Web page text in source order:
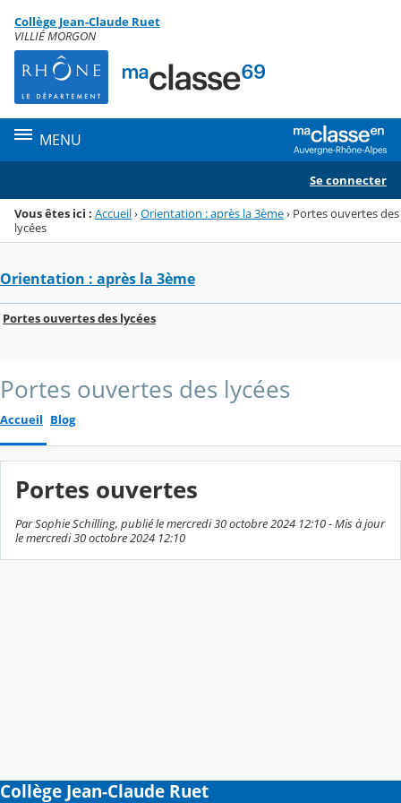
Menu de la rubrique
Contenu
Collège Jean-Claude Ruet
VILLIÉ MORGON
MENU
Se connecter
Vous êtes ici : Accueil›Orientation : après la 3ème› Portes ouvertes des
lycées
Orientation : après la 3ème
Portes ouvertes des lycées
Portes ouvertes des lycées
Accueil Blog
Portes ouvertes
Par Sophie Schilling, publié le mercredi 30 octobre 2024 12:10 - Mis à jour
le mercredi 30 octobre 2024 12:10
Collège Jean-Claude Ruet